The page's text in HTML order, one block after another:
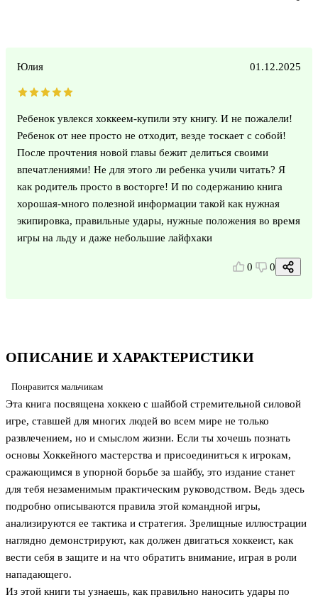
ОПИСАНИЕ И ХАРАКТЕРИСТИКИ
Понравится мальчикам
Эта книга посвящена хоккею с шайбой стремительной силовой
игре, ставшей для многих людей во всем мире не только
развлечением, но и смыслом жизни. Если ты хочешь познать
основы Хоккейного мастерства и присоединиться к игрокам,
сражающимся в упорной борьбе за шайбу, это издание станет
для тебя незаменимым практическим руководством. Ведь здесь
подробно описываются правила этой командной игры,
анализируются ее тактика и стратегия. Зрелищные иллюстрации
наглядно демонстрируют, как должен двигаться хоккеист, как
вести себя в защите и на что обратить внимание, играя в роли
нападающего.
Из этой книги ты узнаешь, как правильно наносить удары по
Юлия 01.12.2025
Ребенок увлекся хоккеем-купили эту книгу. И не пожалели!
Ребенок от нее просто не отходит, везде тоскает с собой!
После прочтения новой главы бежит делиться своими
впечатлениями! Не для этого ли ребенка учили читать? Я
как родитель просто в восторге! И по содержанию книга
хорошая-много полезной информации такой как нужная
экипировка, правильные удары, нужные положения во время
игры на льду и даже небольшие лайфхаки
0 0